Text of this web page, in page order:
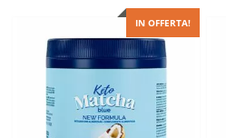
IN OFFERTA!